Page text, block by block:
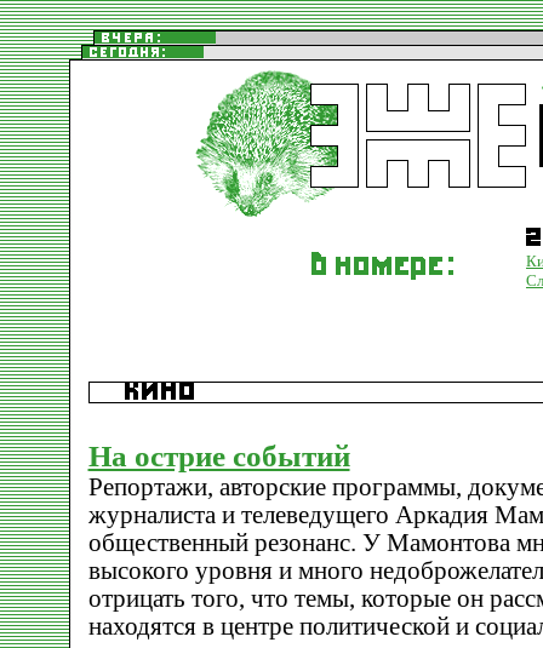
На острие событий
Репортажи, авторские программы,
журналиста и телеведущего Аркадия
общественный резонанс. У Мамонтова
высокого уровня и много
отрицать того, что темы, которые он
находятся в центре политической и